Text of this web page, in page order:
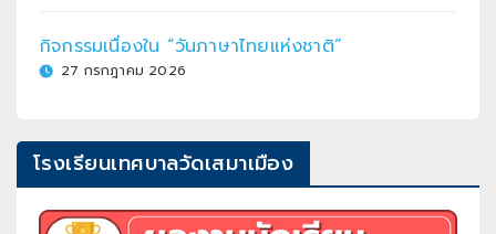
กิจกรรมเนื่องใน “วันภาษาไทยแห่งชาติ”
27 กรกฎาคม 2026
โรงเรียนเทศบาลวัดเสมาเมือง